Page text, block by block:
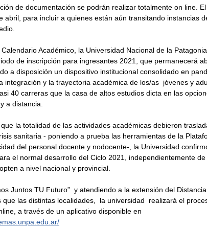
de documentación se podrán realizar totalmente on line.
abril, para incluir a quienes están aún transitando instancias
Académico, la Universidad Nacional de la
de inscripción para ingresantes 2021, que permanecerá
a disposición un dispositivo institucional consolidado en
integración y la trayectoria académica de los/as  jóvenes y
40 carreras que la casa de altos estudios dicta en las
a distancia.
la totalidad de las actividades académicas debieron
sanitaria - poniendo a prueba las herramientas de la
del personal docente y nodocente-, la Universidad
el normal desarrollo del Ciclo 2021, independientemente
a nivel nacional y provincial.
Juntos TU Futuro”  y atendiendo a la extensión del
que las distintas localidades,  la universidad  realizará el
a través de un aplicativo disponible en